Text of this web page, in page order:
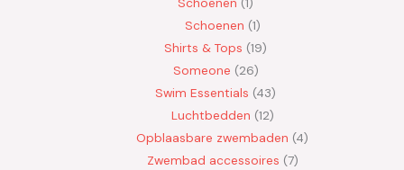
Schoenen 1
Shirts & Tops 19
Someone 26
Swim Essentials 43
Luchtbedden 12
Opblaasbare zwembaden 4
Zwembad accessoires 7